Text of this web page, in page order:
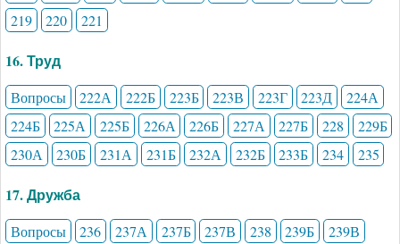
219
220 221
16. Труд
Вопросы 222А 222Б 223Б 223В 223Г 223Д
224А
224Б
225А 225Б 226А 226Б 227А 227Б 228
229Б
230А
230Б 231А 231Б 232А 232Б 233Б 234 235
17. Дружба
Вопросы 236 237А 237Б 237В 238 239Б
239В